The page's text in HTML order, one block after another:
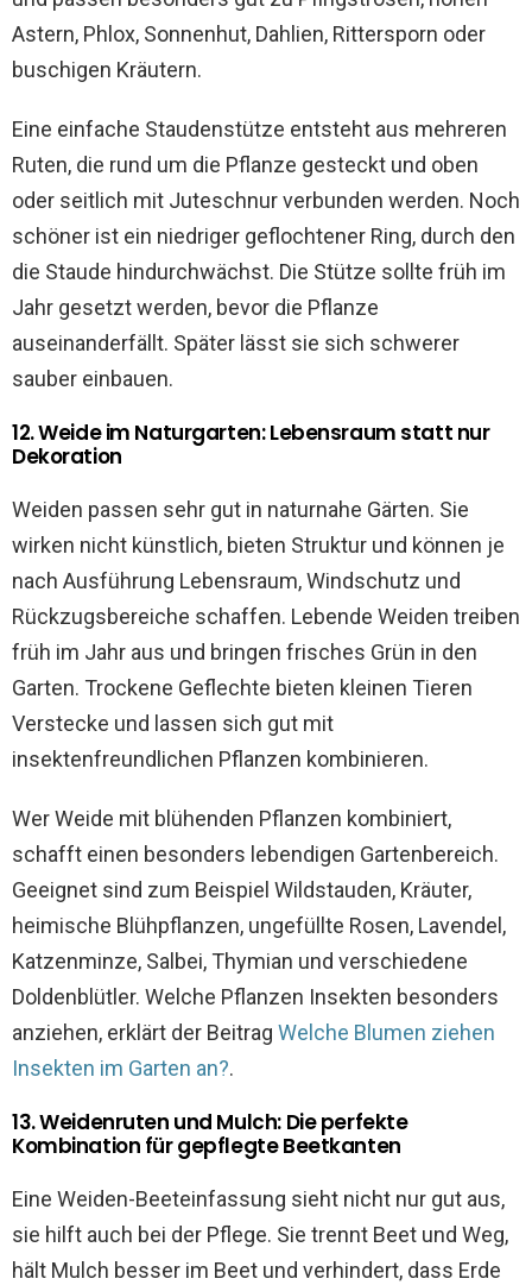
Astern, Phlox, Sonnenhut, Dahlien, Rittersporn oder
buschigen Kräutern.
Eine einfache Staudenstütze entsteht aus mehreren
Ruten, die rund um die Pflanze gesteckt und oben
oder seitlich mit Juteschnur verbunden werden. Noch
schöner ist ein niedriger geflochtener Ring, durch den
die Staude hindurchwächst. Die Stütze sollte früh im
Jahr gesetzt werden, bevor die Pflanze
auseinanderfällt. Später lässt sie sich schwerer
sauber einbauen.
12. Weide im Naturgarten: Lebensraum statt nur
Dekoration
Weiden passen sehr gut in naturnahe Gärten. Sie
wirken nicht künstlich, bieten Struktur und können je
nach Ausführung Lebensraum, Windschutz und
Rückzugsbereiche schaffen. Lebende Weiden treiben
früh im Jahr aus und bringen frisches Grün in den
Garten. Trockene Geflechte bieten kleinen Tieren
Verstecke und lassen sich gut mit
insektenfreundlichen Pflanzen kombinieren.
Wer Weide mit blühenden Pflanzen kombiniert,
schafft einen besonders lebendigen Gartenbereich.
Geeignet sind zum Beispiel Wildstauden, Kräuter,
heimische Blühpflanzen, ungefüllte Rosen, Lavendel,
Katzenminze, Salbei, Thymian und verschiedene
Doldenblütler. Welche Pflanzen Insekten besonders
anziehen, erklärt der Beitrag Welche Blumen ziehen
Insekten im Garten an?.
13. Weidenruten und Mulch: Die perfekte
Kombination für gepflegte Beetkanten
Eine Weiden-Beeteinfassung sieht nicht nur gut aus,
sie hilft auch bei der Pflege. Sie trennt Beet und Weg,
hält Mulch besser im Beet und verhindert, dass Erde